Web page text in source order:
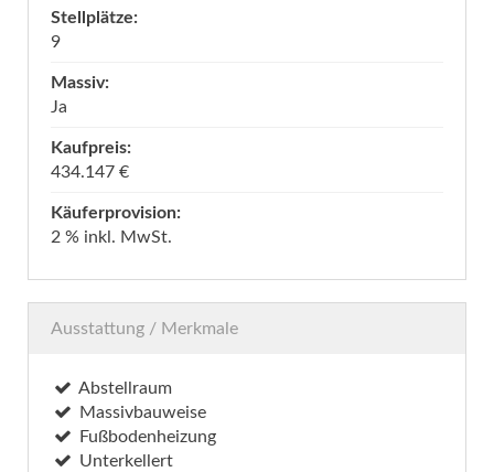
Stellplätze:
9
Massiv:
Ja
Kaufpreis:
434.147 €
Käuferprovision:
2 % inkl. MwSt.
Ausstattung / Merkmale
Abstellraum
Massivbauweise
Fußbodenheizung
Unterkellert